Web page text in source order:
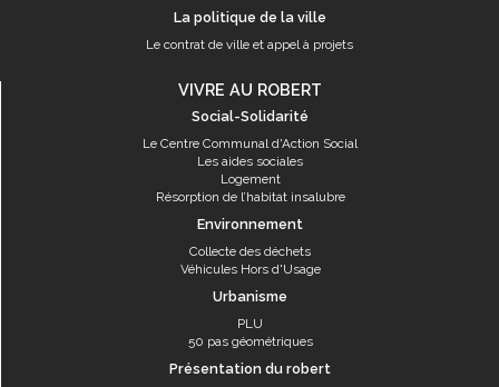
La politique de la ville
Le contrat de ville et appel à projets
VIVRE AU ROBERT
Social-Solidarité
Le Centre Communal d'Action Social
Les aides sociales
Logement
Résorption de l’habitat insalubre
Environnement
Collecte des déchets
Véhicules Hors d'Usage
Urbanisme
PLU
50 pas géométriques
Présentation du robert